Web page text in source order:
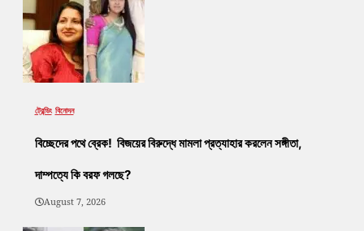
ট্রেন্ডিং বিনোদন
বিচ্ছেদের পথে ব্রেক! বিজয়ের বিরুদ্ধে মামলা প্রত্যাহার করলেন সঙ্গীতা,
দাম্পত্যে কি বরফ গলছে?
August 7, 2026